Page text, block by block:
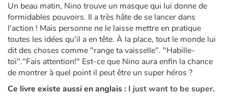
Les animaux
Voyage, épopée, enquête, aventure
Autour du monde
Un beau matin, Nino trouve un masque qui lui donne de
formidables pouvoirs. Il a très hâte de se lancer dans
l'action ! Mais personne ne le laisse mettre en pratique
toutes les idées qu'il a en tête. À la place, tout le monde lui
dit des choses comme "range ta vaisselle". "Habille-
toi"."Fais attention!" Est-ce que Nino aura enfin la chance
de montrer à quel point il peut être un super héros ?
Ce livre existe aussi en anglais : I just want to be super.